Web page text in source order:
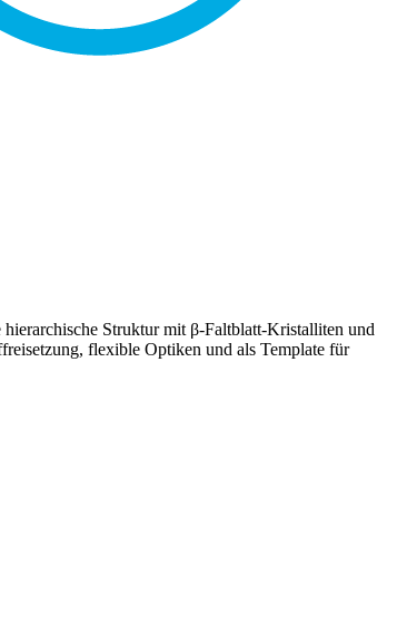
Struktur mit β-Faltblatt-Kristalliten und
flexible Optiken und als Template für